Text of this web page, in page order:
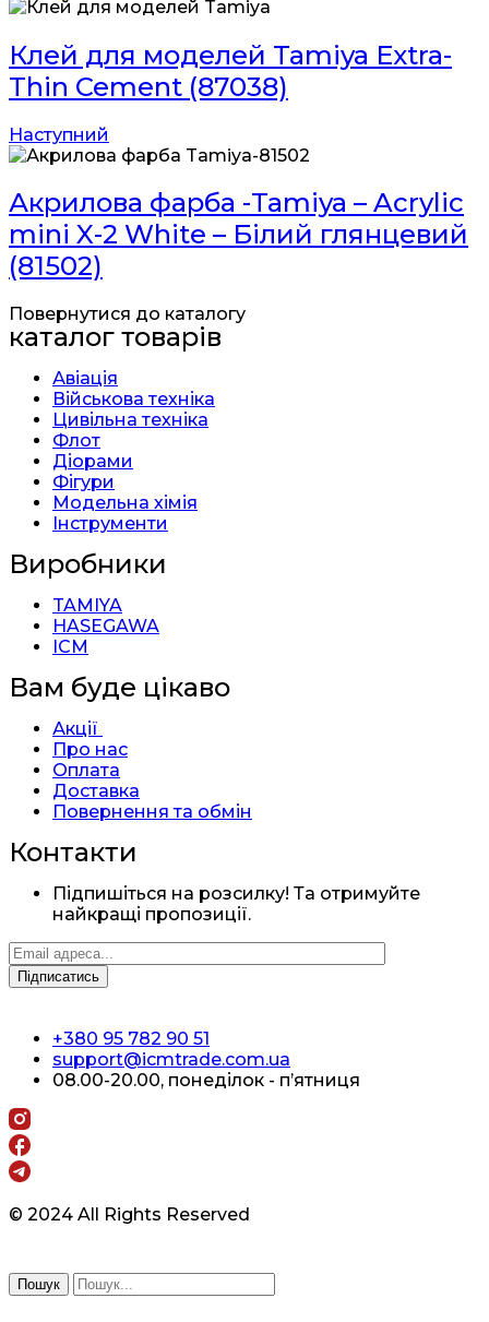
Клей для моделей Tamiya Extra-
Thin Cement (87038)
Наступний
Акрилова фарба -Tamiya – Acrylic
mini X-2 White – Білий глянцевий
(81502)
Повернутися до каталогу
каталог товарів
Авіація
Військова техніка
Цивільна техніка
Флот
Діорами
Фігури
Модельна хімія
Інструменти
Виробники
TAMIYA
HASEGAWA
ICM
Вам буде цікаво
Акції
Про нас
Оплата
Доставка
Повернення та обмін
Контакти
Підпишіться на розсилку! Та отримуйте
найкращі пропозиції.
+380 95 782 90 51
support@icmtrade.com.ua
08.00-20.00, понеділок - п’ятниця
© 2024 All Rights Reserved
Пошук